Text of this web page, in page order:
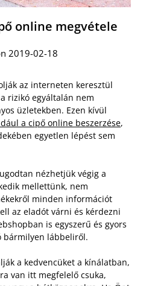
online megvétele
2019-02-18
az interneten keresztül
rizikó egyáltalán nem
üzletekben. Ezen kívül
a cipő online beszerzése,
egyetlen lépést sem
nézhetjük végig a
mellettünk, nem
minden információt
az eladót várni és kérdezni
is egyszerű és gyors
bármilyen lábbeliről.
a kedvencüket a kínálatban,
van itt megfelelő csuka,